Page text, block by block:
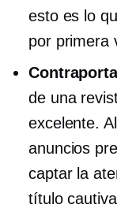
esto es lo
por primera
de una
excelente.
anuncios
captar la
título